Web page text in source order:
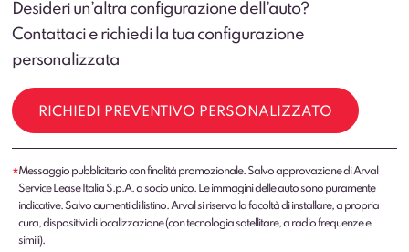
Desideri un’altra configurazione dell’auto?
Contattaci e richiedi la tua configurazione
personalizzata
RICHIEDI PREVENTIVO PERSONALIZZATO
*Messaggio pubblicitario con finalità promozionale. Salvo approvazione di Arval
Service Lease Italia S.p.A. a socio unico. Le immagini delle auto sono puramente
indicative. Salvo aumenti di listino. Arval si riserva la facoltà di installare, a propria
cura, dispositivi di localizzazione (con tecnologia satellitare, a radio frequenze e
simili).